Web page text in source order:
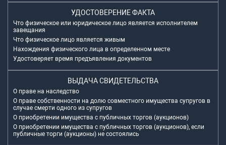
УДОСТОВЕРЕНИЕ ФАКТА
Что физическое или юридическое лицо является исполнителем
завещания
Что физическое лицо является живым
Нахождения физического лица в определенном месте
Удостоверяет время предъявления документов
ВЫДАЧА СВИДЕТЕЛЬСТВА
О праве на наследство
О праве собственности на долю совместного имущества супругов в
случае смерти одного из супругов
О приобретении имущества с публичных торгов (аукционов)
О приобретении имущества с публичных торгов (аукционов), если
публичные торги (аукционы) не состоялись